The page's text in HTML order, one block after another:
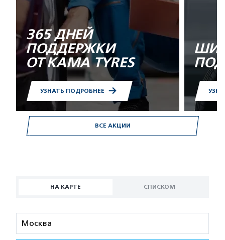
ВСЕ АКЦИИ
365 ДНЕЙ
ПОДДЕРЖКИ
ОТ KAMA TYRES
УЗНАТЬ ПОДРОБНЕЕ
НА КАРТЕ СПИСКОМ